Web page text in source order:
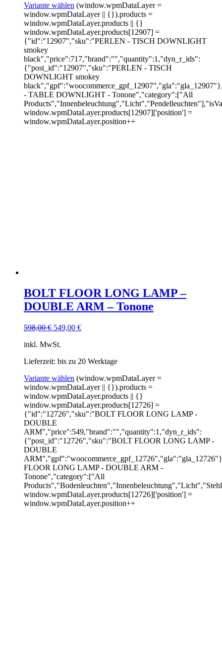
Variante wählen (window.wpmDataLayer =
window.wpmDataLayer || {}).products =
window.wpmDataLayer.products || {}
window.wpmDataLayer.products[12907] =
{"id":"12907","sku":"PERLEN - TISCH DOWNLIGHT
smokey
black","price":717,"brand":"","quantity":1,"dyn_r_ids":
{"post_id":"12907","sku":"PERLEN - TISCH
DOWNLIGHT smokey
- TABLE DOWNLIGHT - Tonone","category":["All
window.wpmDataLayer.products[12907]['position'] =
window.wpmDataLayer.position++
BOLT FLOOR LONG LAMP –
DOUBLE ARM – Tonone
598,00€ 549,00 €
inkl. MwSt.
Lieferzeit: bis zu 20 Werktage
Variante wählen (window.wpmDataLayer =
window.wpmDataLayer || {}).products =
window.wpmDataLayer.products || {}
window.wpmDataLayer.products[12726] =
{"id":"12726","sku":"BOLT FLOOR LONG LAMP -
DOUBLE
ARM","price":549,"brand":"","quantity":1,"dyn_r_ids":
{"post_id":"12726","sku":"BOLT FLOOR LONG LAMP -
DOUBLE
FLOOR LONG LAMP - DOUBLE ARM -
Tonone","category":["All
window.wpmDataLayer.products[12726]['position'] =
window.wpmDataLayer.position++